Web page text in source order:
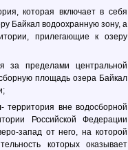
которая включает в себя
Байкал водоохранную зону, а
прилегающие к озеру
за пределами центральной
площадь озера Байкал
- территория вне водосборной
Российской Федерации
запад от него, на которой
которых оказывает